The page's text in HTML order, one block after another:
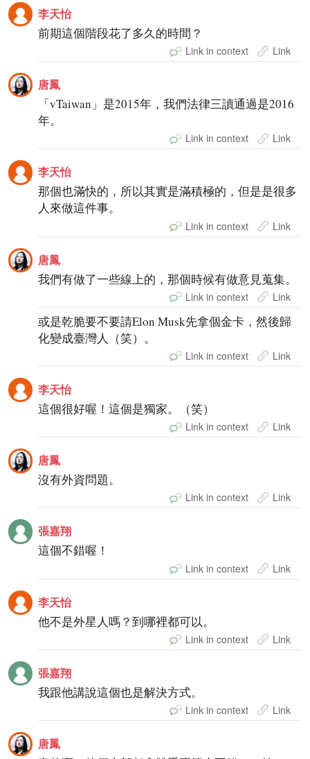
李天怡
前期這個階段花了多久的時間？
Link in context Link
唐鳳
「vTaiwan」是2015年，我們法律三讀通過是2016
年。
Link in context Link
李天怡
那個也滿快的，所以其實是滿積極的，但是是很多
人來做這件事。
Link in context Link
唐鳳
我們有做了一些線上的，那個時候有做意見蒐集。
Link in context Link
或是乾脆要不要請Elon Musk先拿個金卡，然後歸
化變成臺灣人（笑）。
Link in context Link
李天怡
這個很好喔！這個是獨家。（笑）
Link in context Link
唐鳳
沒有外資問題。
Link in context Link
張嘉翔
這個不錯喔！
Link in context Link
李天怡
他不是外星人嗎？到哪裡都可以。
Link in context Link
張嘉翔
我跟他講說這個也是解決方式。
Link in context Link
唐鳳